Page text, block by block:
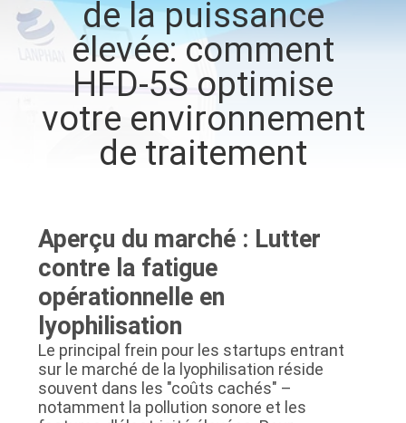
VISITE
D'USINE
CONTRÔLE
QUALITÉ
CONTACTEZ-
NOUS
DEMANDEZ
UNE
CITATION
de la puissance
élevée: comment
HFD-5S optimise
votre environnement
de traitement
Aperçu du marché : Lutter
contre la fatigue
opérationnelle en
lyophilisation
Le principal frein pour les startups entrant
sur le marché de la lyophilisation réside
souvent dans les "coûts cachés" –
notamment la pollution sonore et les